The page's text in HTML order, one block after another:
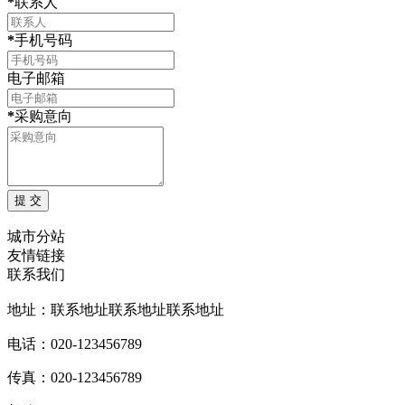
*手机号码
电子邮箱
*采购意向
城市分站
友情链接
联系我们
地址：联系地址联系地址联系地址
电话：020-123456789
传真：020-123456789